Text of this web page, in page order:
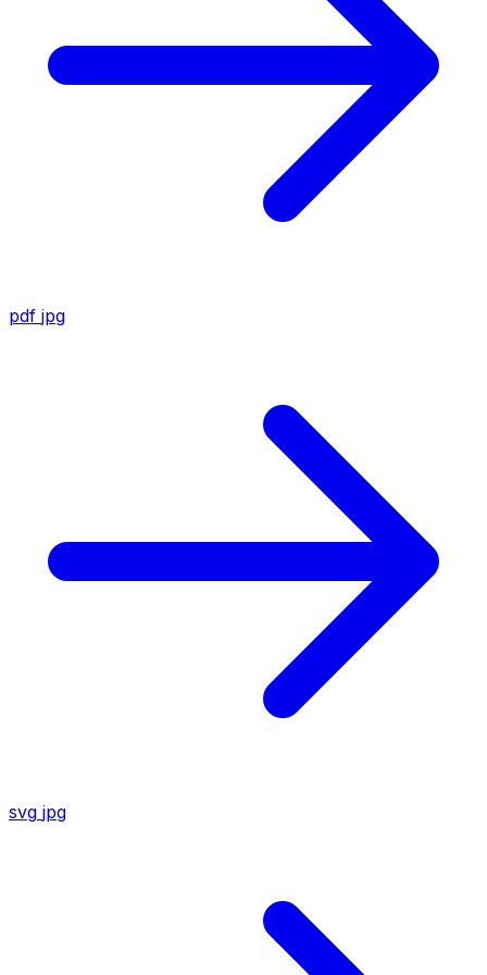
pdf jpg
svg jpg